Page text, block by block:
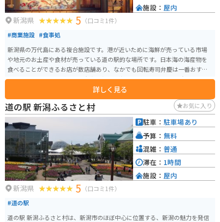
新潟県 5 （口コミ1件）
#商業施設 #食事処
新潟県の万代島にある複合施設です。港が近いために海鮮が売っている市場
や地元のお土産や食材が売っている道の駅的な場所です。日本海の海産物を
食べることができるお店が数店舗あり、なかでも回転寿司弁慶は一番おすす
めです。回転寿司ながらも日本海の新鮮な海の幸が食べられる場所です。その
他カフェもあり、老若男女楽しむことができる場所です。
詳しく見る
施設： 屋内
道の駅 新潟ふるさと村 お気に入り
新潟県 5 （口コミ1件）
#道の駅
道の駅 新潟ふるさと村は、新潟市のほぼ中心に位置する、新潟の魅力を発信
駐車： 駐車場あり
予算： 無料
混雑： 普通
滞在： 1時間
施設： 屋内